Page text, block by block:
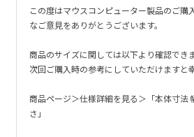
スイッチ配置や、メンテパネルの
この度はマウスコンピューター製品のご購
なご意見をありがとうございます。
商品のサイズに関しては以下より確認でき
次回ご購入時の参考にしていただけますと幸
商品ページ＞仕様詳細を見る＞「本体寸法
さ」